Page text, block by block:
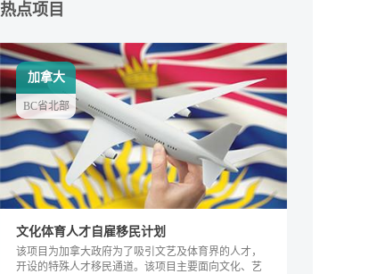
热点项目
文化体育人才自雇移民计划
该项目为加拿大政府为了吸引文艺及体育界的人才，
开设的特殊人才移民通道。该项目主要面向文化、艺
加拿大
BC省北部